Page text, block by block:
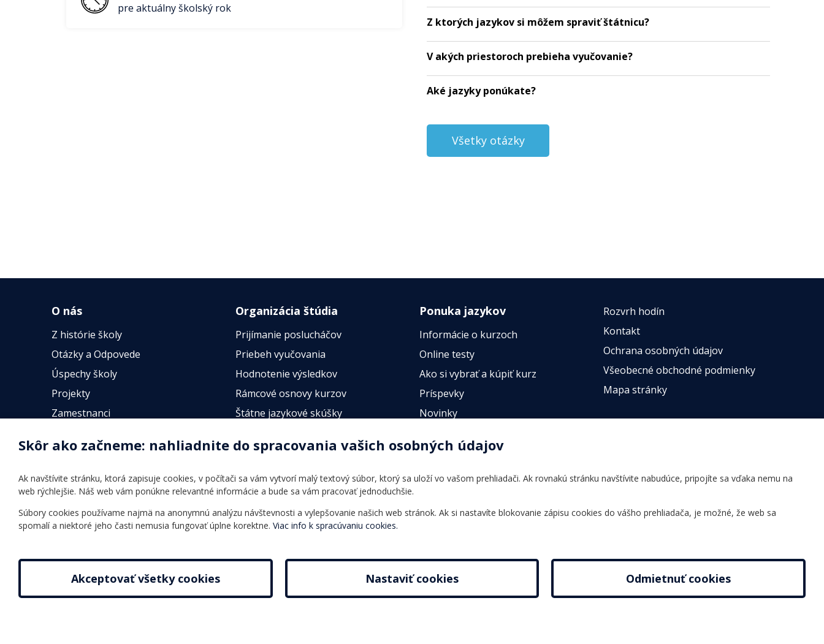
pre aktuálny školský rok
Z ktorých jazykov si môžem spraviť štátnicu?
V akých priestoroch prebieha vyučovanie?
Aké jazyky ponúkate?
Všetky otázky
O nás
Z histórie školy
Otázky a Odpovede
Úspechy školy
Projekty
Zamestnanci
Identifikačné údaje školy
Úradné hodiny
Povinné zverejňovanie
Vnútorný poriadok
Organizácia štúdia
Prijímanie poslucháčov
Priebeh vyučovania
Hodnotenie výsledkov
Rámcové osnovy kurzov
Štátne jazykové skúšky
Ponuka jazykov
Informácie o kurzoch
Online testy
Ako si vybrať a kúpiť kurz
Príspevky
Novinky
Rozvrh hodín
Kontakt
Ochrana osobných údajov
Všeobecné obchodné podmienky
Mapa stránky
2026 © Jazyková škola |
Nastavenie cookies
Tvorba web stránokaredakčný systémodAlejTech, spol. s r.o.
Skôr ako začneme: nahliadnite do spracovania vašich osobných údajov
Ak navštívite stránku, ktorá zapisuje cookies, v počítači sa vám vytvorí malý textový súbor, ktorý sa uloží vo vašom prehliadači. Ak rovnakú stránku navštívite nabudúce, pripojíte sa vďaka nemu na
web rýchlejšie. Náš web vám ponúkne relevantné informácie a bude sa vám pracovať jednoduchšie.
Súbory cookies používame najmä na anonymnú analýzu návštevnosti a vylepšovanie našich web stránok. Ak si nastavíte blokovanie zápisu cookies do vášho prehliadača, je možné, že web sa
spomalí a niektoré jeho časti nemusia fungovať úplne korektne. Viac info k spracúvaniu cookies.
Akceptovať všetky cookies Nastaviť cookies Odmietnuť cookies